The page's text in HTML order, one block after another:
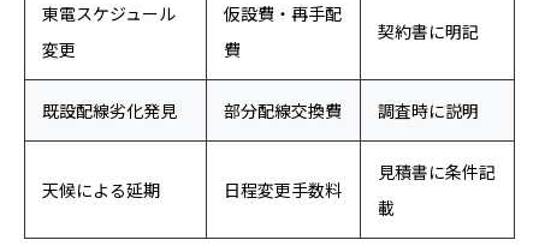
東電スケジュール
変更
仮設費・再手配
費
契約書に明記
既設配線劣化発見 部分配線交換費 調査時に説明
天候による延期 日程変更手数料
見積書に条件記
載